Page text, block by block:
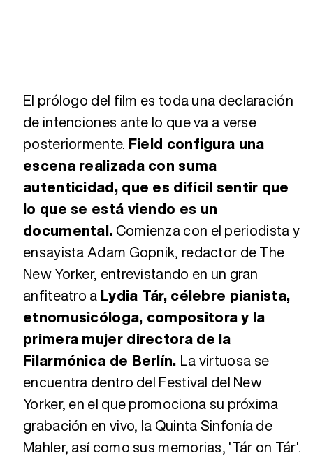
El prólogo del film es toda una declaración
de intenciones ante lo que va a verse
posteriormente. Field configura una
escena realizada con suma
autenticidad, que es difícil sentir que
lo que se está viendo es un
documental. Comienza con el periodista y
ensayista Adam Gopnik, redactor de The
New Yorker, entrevistando en un gran
anfiteatro a Lydia Tár, célebre pianista,
etnomusicóloga, compositora y la
primera mujer directora de la
Filarmónica de Berlín. La virtuosa se
encuentra dentro del Festival del New
Yorker, en el que promociona su próxima
grabación en vivo, la Quinta Sinfonía de
Mahler, así como sus memorias, 'Tár on Tár'.